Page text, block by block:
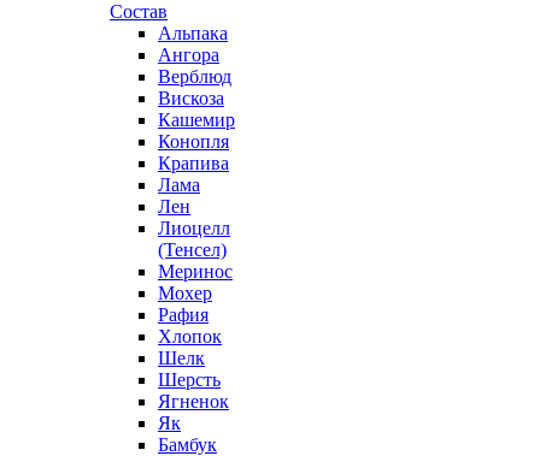
Состав
Альпака
Ангора
Верблюд
Вискоза
Кашемир
Конопля
Крапива
Лама
Лен
Лиоцелл
(Тенсел)
Меринос
Мохер
Рафия
Хлопок
Шелк
Шерсть
Ягненок
Як
Бамбук